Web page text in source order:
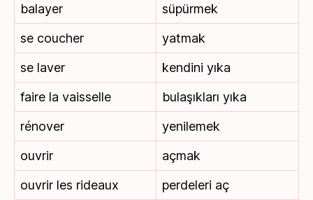
balayer
süpürmek
se coucher
yatmak
se laver
kendini yıka
faire la vaisselle
bulaşıkları yıka
rénover
yenilemek
ouvrir
açmak
ouvrir les rideaux
perdeleri aç